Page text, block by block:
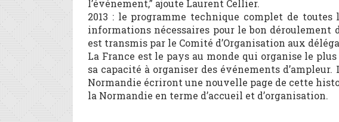
l’événement,” ajoute Laurent Cellier.
2013 : le programme technique complet de
informations nécessaires pour le bon déroulement
est transmis par le Comité d’Organisation aux
La France est le pays au monde qui organise le
sa capacité à organiser des événements
Normandie écriront une nouvelle page de cette
la Normandie en terme d’accueil et d’organisation.